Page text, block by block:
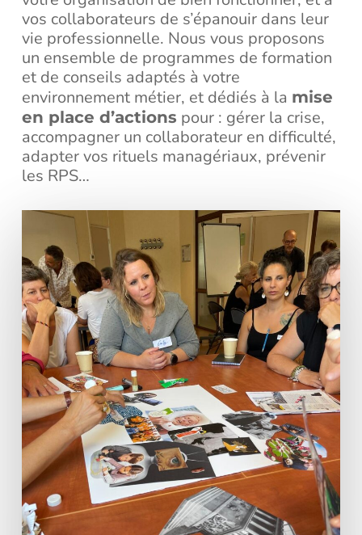
vos collaborateurs de s’épanouir dans leur
vie professionnelle. Nous vous proposons
un ensemble de programmes de formation
et de conseils adaptés à votre
environnement métier, et dédiés à la mise
en place d’actions pour : gérer la crise,
accompagner un collaborateur en difficulté,
adapter vos rituels managériaux, prévenir
les RPS…